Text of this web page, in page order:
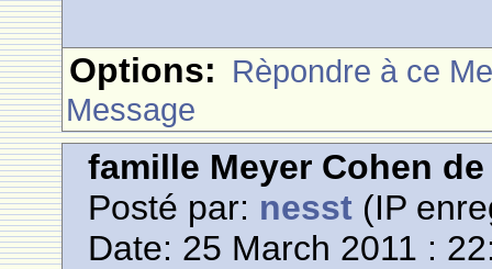
Options: Rèpondre à ce
Message
famille Meyer Cohen
Posté par: nesst (IP
Date: 25 March 2011 :